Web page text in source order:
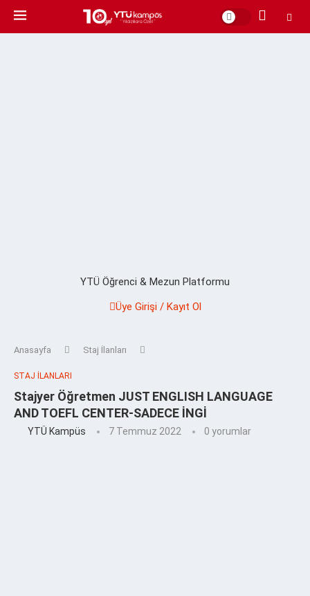
YTÜ Öğrenci & Mezun Platformu
Üye Girişi / Kayıt Ol
Anasayfa Staj İlanları
STAJ İLANLARI
Stajyer Öğretmen JUST ENGLISH LANGUAGE
AND TOEFL CENTER-SADECE İNGİ
YTÜ Kampüs 7 Temmuz 2022 0 yorumlar